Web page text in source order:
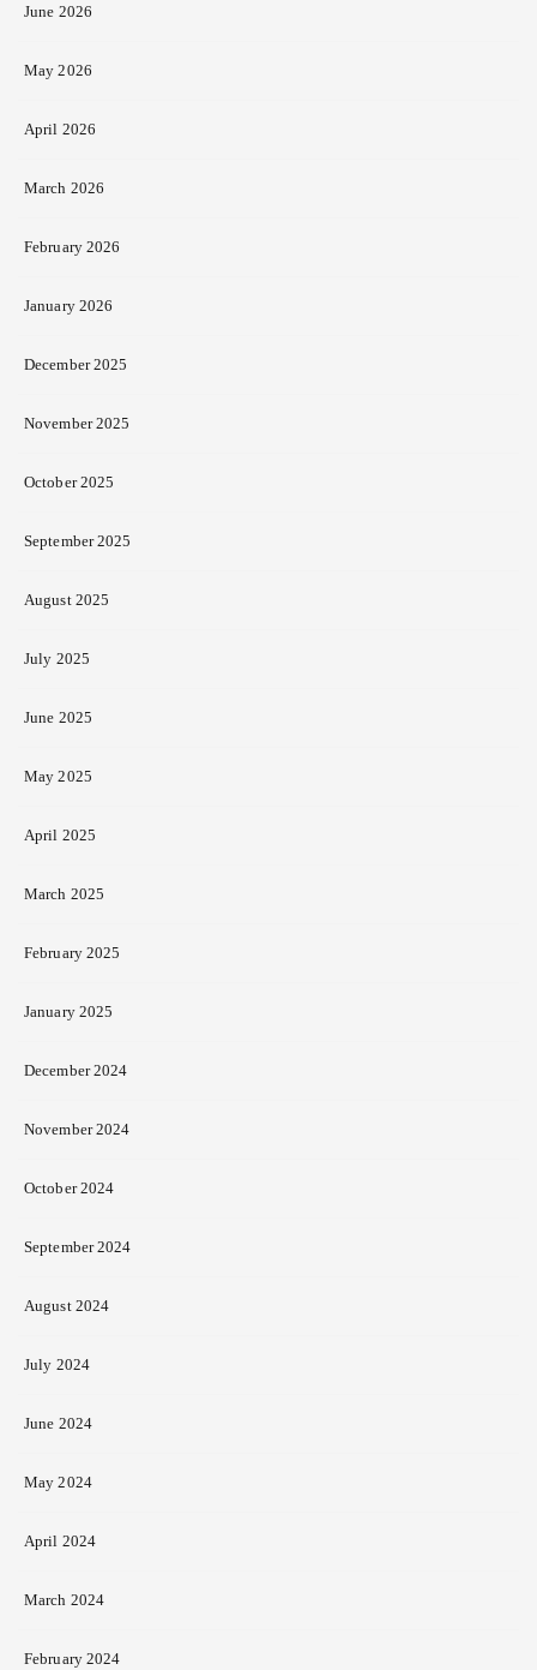
June 2026
May 2026
April 2026
March 2026
February 2026
January 2026
December 2025
November 2025
October 2025
September 2025
August 2025
July 2025
June 2025
May 2025
April 2025
March 2025
February 2025
January 2025
December 2024
November 2024
October 2024
September 2024
August 2024
July 2024
June 2024
May 2024
April 2024
March 2024
February 2024